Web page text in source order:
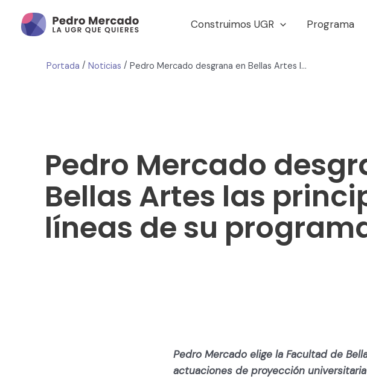
Construimos UGR Programa
Portada / Noticias / Pedro Mercado desgrana en Bellas Artes las principales líneas de su programa electoral
Pedro Mercado
Bellas Artes las
líneas de su
Pedro Mercado elige la Facultad de
actuaciones de proyección